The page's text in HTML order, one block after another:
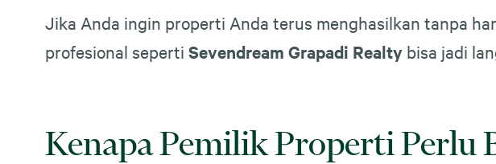
Jika Anda ingin properti Anda terus menghasilkan tanpa
profesional seperti Sevendream Grapadi Realty bisa jadi
Kenapa Pemilik Properti Perlu